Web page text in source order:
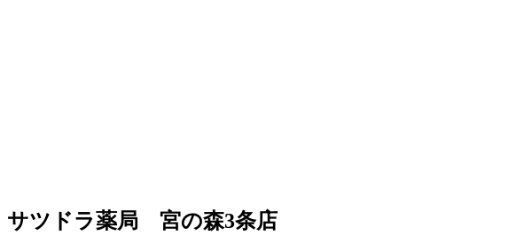
サツドラ薬局 宮の森3条店